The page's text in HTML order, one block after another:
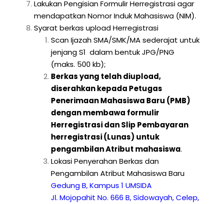
Lakukan Pengisian Formulir Herregistrasi agar
mendapatkan Nomor Induk Mahasiswa (NIM).
Syarat berkas upload Herregistrasi
Scan Ijazah SMA/SMK/MA sederajat untuk
jenjang S1 dalam bentuk JPG/PNG
(maks. 500 kb);
Berkas yang telah diupload,
diserahkan kepada Petugas
Penerimaan Mahasiswa Baru (PMB)
dengan membawa formulir
Herregistrasi dan Slip Pembayaran
herregistrasi (Lunas) untuk
pengambilan Atribut mahasiswa.
Lokasi Penyerahan Berkas dan
Pengambilan Atribut Mahasiswa Baru
Gedung B, Kampus 1 UMSIDA
Jl. Mojopahit No. 666 B, Sidowayah, Celep,